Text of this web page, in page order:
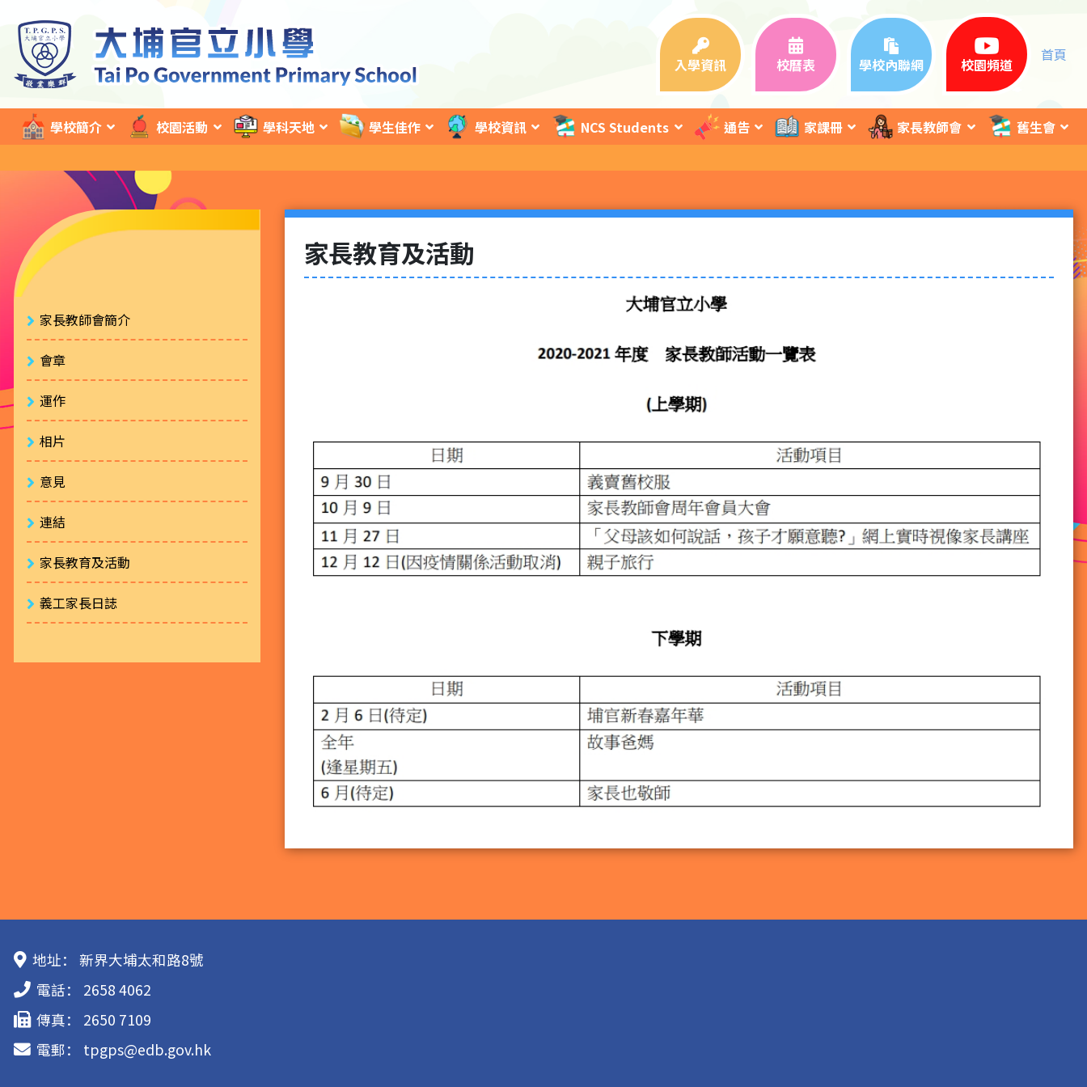
入學資訊 校曆表 學校內聯網 校園頻道
首頁
學校簡介 校園活動 學科天地 學生佳作 學校資訊 NCS Students 通告 家課冊 家長教師會 舊生會
家長教師會簡介
會章
運作
相片
意見
連結
家長教育及活動
義工家長日誌
家長教育及活動
地址：
新界大埔太和路8號
電話：
2658 4062
傳真：
2650 7109
電郵：
tpgps@edb.gov.hk